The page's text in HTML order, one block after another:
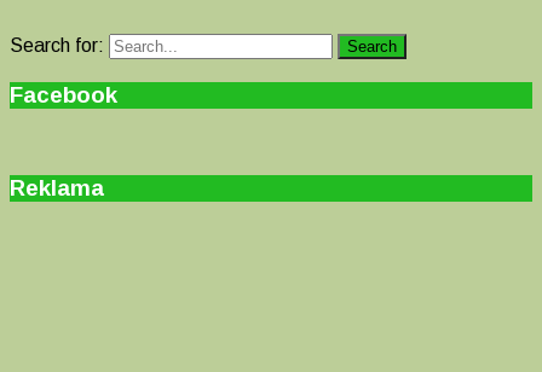
Search for: Search
Facebook
Reklama